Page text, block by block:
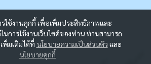
รใช้งานคุกกี้ เพื่อเพิ่มประสิทธิภาพและ
การใช้งานเว็บไซต์ของท่าน ท่านสามารถ
พิ่มเติมได้ที่ นโยบายความเป็นส่วนตัว และ
นโยบายคุกกี้